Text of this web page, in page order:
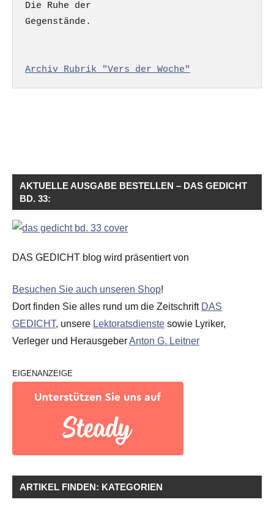
Die Ruhe der
Gegenstände.
Archiv Rubrik "Vers der Woche"
AKTUELLE AUSGABE BESTELLEN – DAS GEDICHT
BD. 33:
DAS GEDICHT blog wird präsentiert von
Besuchen Sie auch unseren Shop!
Dort finden Sie alles rund um die Zeitschrift DAS
GEDICHT, unsere Lektoratsdienste sowie Lyriker,
Verleger und HerausgeberAnton G. Leitner
EIGENANZEIGE
ARTIKEL FINDEN: KATEGORIEN